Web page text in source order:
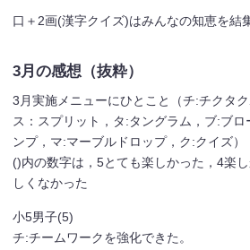
口＋2画(漢字クイズ)はみんなの知恵を結
3月の感想（抜粋）
3月実施メニューにひとこと（チ:チクタ
ス：スプリット，タ:タングラム，ブ:ブ
ンプ，マ:マーブルドロップ，ク:クイズ）
()内の数字は，5とても楽しかった，4楽
しくなかった
小5男子(5)
チ:チームワークを強化できた。